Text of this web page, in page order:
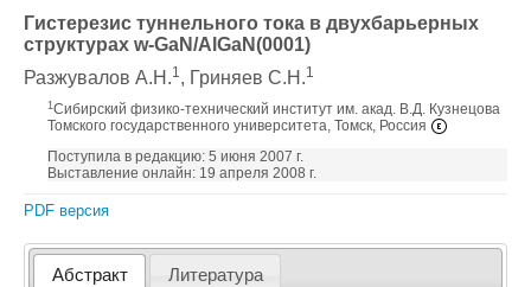
Гистерезис туннельного тока в двухбарьерных
структурах w-GaN/AlGaN(0001)
Разжувалов А.Н.1, Гриняев С.Н.1
1 Сибирский физико-технический институт им. акад. В.Д. Кузнецова
Томского государственного университета, Томск, Россия
Поступила в редакцию: 5 июня 2007 г.
Выставление онлайн: 19 апреля 2008 г.
PDF версия
Абстракт Литература